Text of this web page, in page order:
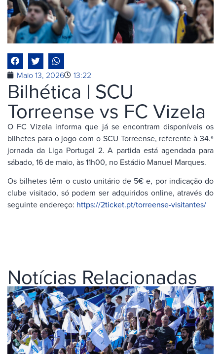
Maio 13, 2026 13:22
Bilhética | SCU
Torreense vs FC Vizela
O FC Vizela informa que já se encontram disponíveis os
bilhetes para o jogo com o SCU Torreense, referente à 34.ª
jornada da Liga Portugal 2. A partida está agendada para
sábado, 16 de maio, às 11h00, no Estádio Manuel Marques.
Os bilhetes têm o custo unitário de 5€ e, por indicação do
clube visitado, só podem ser adquiridos online, através do
seguinte endereço: https://2ticket.pt/torreense-visitantes/
Notícias Relacionadas